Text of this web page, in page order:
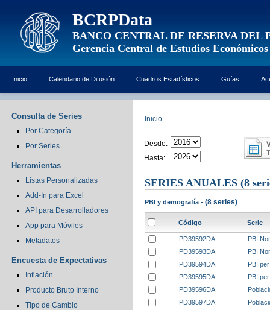
BCRPData
BANCO CENTRAL DE RESERVA DEL
Gerencia Central de Estudios Económicos
Inicio Calendario de Difusión Cuadros Estadísticos Guías
Consulta de Series
Por Categoría
Por Series
Herramientas
Listas Personalizadas
Add-In para Excel
API para Desarrolladores
App para Móviles
Metadatos
Encuesta de Expectativas
Inflación
Producto Bruto Interno
Tipo de Cambio
Inicio
Desde:
Hasta:
SERIES ANUALES (8
PBI y demografía - (8 series)
Código Serie
PD39592DA
PBI
PD39593DA
PBI
PD39594DA
PBI
PD39595DA
PBI
PD39596DA
PD39597DA